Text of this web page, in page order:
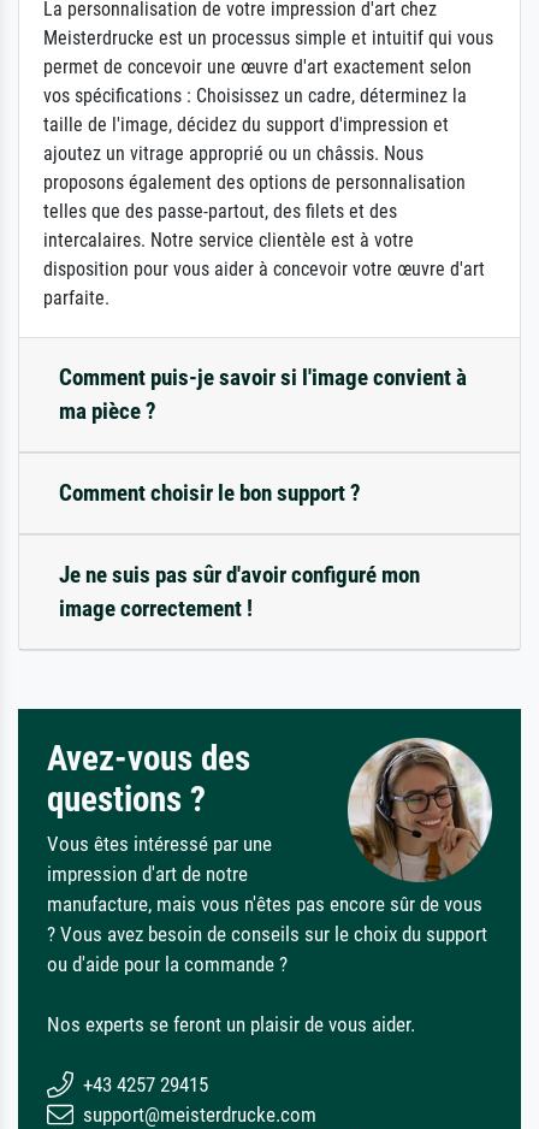
La personnalisation de votre impression d'art chez
Meisterdrucke est un processus simple et intuitif qui vous
permet de concevoir une œuvre d'art exactement selon
vos spécifications : Choisissez un cadre, déterminez la
taille de l'image, décidez du support d'impression et
ajoutez un vitrage approprié ou un châssis. Nous
proposons également des options de personnalisation
telles que des passe-partout, des filets et des
intercalaires. Notre service clientèle est à votre
disposition pour vous aider à concevoir votre œuvre d'art
parfaite.
Comment puis-je savoir si l'image convient à
ma pièce ?
Comment choisir le bon support ?
Je ne suis pas sûr d'avoir configuré mon
image correctement !
Avez-vous des
questions ?
Vous êtes intéressé par une
impression d'art de notre
manufacture, mais vous n'êtes pas encore sûr de vous
? Vous avez besoin de conseils sur le choix du support
ou d'aide pour la commande ?
Nos experts se feront un plaisir de vous aider.
+43 4257 29415
support@meisterdrucke.com